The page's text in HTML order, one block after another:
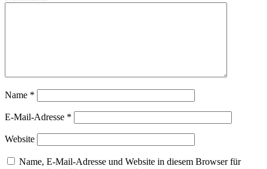
Name *
E-Mail-Adresse *
Website
Name, E-Mail-Adresse und Website in diesem Browser für